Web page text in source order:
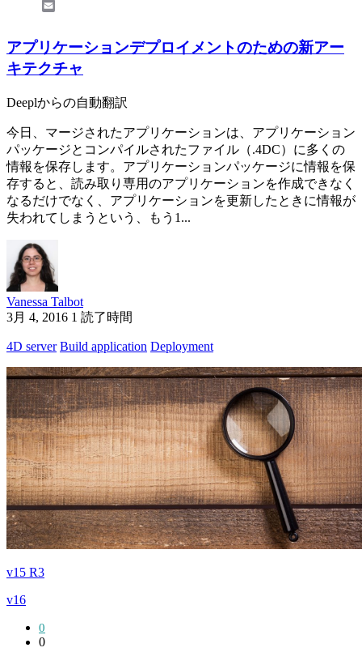
アプリケーションデプロイメントのための新アー
キテクチャ
Deeplからの自動翻訳
今日、マージされたアプリケーションは、アプリケーション
パッケージとコンパイルされたファイル（.4DC）に多くの
情報を保存します。アプリケーションパッケージに情報を保
存すると、読み取り専用のアプリケーションを作成できなく
なるだけでなく、アプリケーションを更新したときに情報が
失われてしまうという、もう1...
Vanessa Talbot
3月 4, 2016 1 読了時間
4D server Build application Deployment
v15 R3
v16
0
0